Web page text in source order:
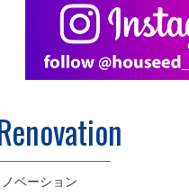
ベーション